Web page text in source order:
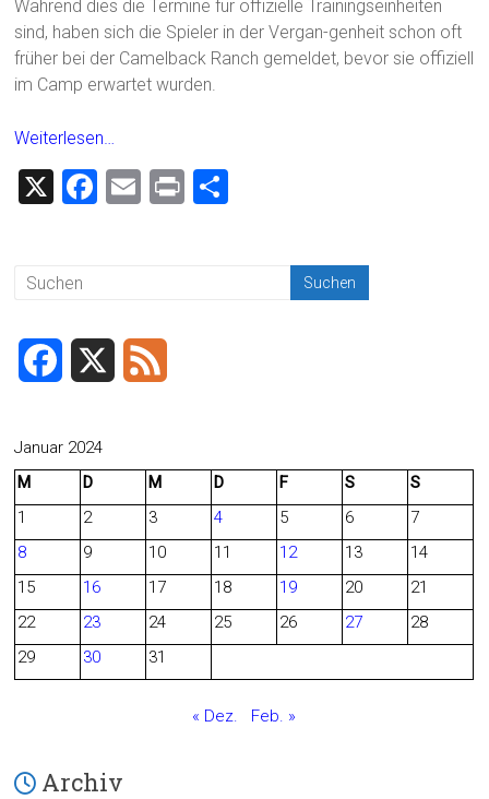
Während dies die Termine für offizielle Trainingseinheiten
sind, haben sich die Spieler in der Vergan-genheit schon oft
früher bei der Camelback Ranch gemeldet, bevor sie offiziell
im Camp erwartet wurden.
Weiterlesen…
X
F
ok
E
Pr
c
b
o
Januar 2024
M
D M D F S
S
1
2 3 4 5 6
7
8
9 10 11 12 13
14
15
16 17 18 19 20
21
22
23 24 25 26 27
28
29
30 31
« Dez. Feb. »
Archiv